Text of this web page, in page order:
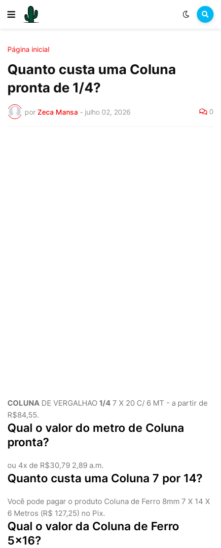
Página inicial
Quanto custa uma Coluna
pronta de 1/4?
por Zeca Mansa - julho 02, 2026 0
COLUNA DE VERGALHAO 1/4 7 X 20 C/ 6 MT - a partir de
R$84,55.
Qual o valor do metro de Coluna
pronta?
ou 4x de R$30,79 2,89 a.m.
Quanto custa uma Coluna 7 por 14?
Você pode pagar o produto Coluna de Ferro 8mm 7 X 14 X
6 Metros (R$ 127,25) no Pix.
Qual o valor da Coluna de Ferro
5x16?